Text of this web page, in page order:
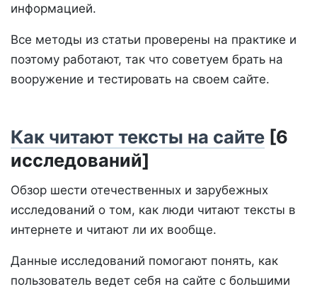
информацией.
Все методы из статьи проверены на практике и
поэтому работают, так что советуем брать на
вооружение и тестировать на своем сайте.
Как читают тексты на сайте [6
исследований]
Обзор шести отечественных и зарубежных
исследований о том, как люди читают тексты в
интернете и читают ли их вообще.
Данные исследований помогают понять, как
пользователь ведет себя на сайте с большими